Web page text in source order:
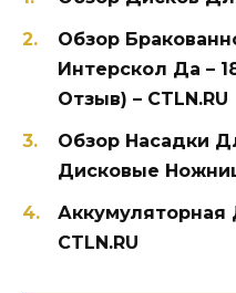
Обзор
Интерскол Да –
Отзыв) – CTLN.RU
Обзор Насадки
Дисковые
Аккумуляторная
CTLN.RU